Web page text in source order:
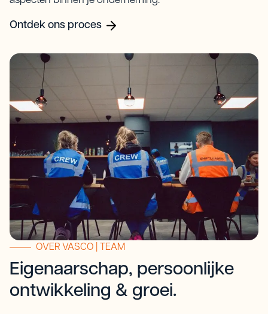
Ontdek ons proces
OVER VASCO | TEAM
Eigenaarschap, persoonlijke
ontwikkeling & groei.